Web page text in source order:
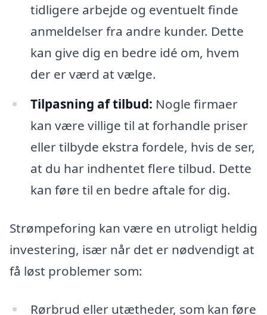
tidligere arbejde og eventuelt finde
anmeldelser fra andre kunder. Dette
kan give dig en bedre idé om, hvem
der er værd at vælge.
Tilpasning af tilbud: Nogle firmaer
kan være villige til at forhandle priser
eller tilbyde ekstra fordele, hvis de ser,
at du har indhentet flere tilbud. Dette
kan føre til en bedre aftale for dig.
Strømpeforing kan være en utroligt heldig
investering, især når det er nødvendigt at
få løst problemer som:
Rørbrud eller utætheder, som kan føre